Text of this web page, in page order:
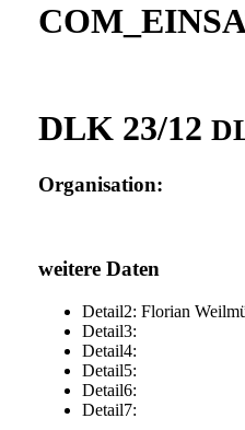
DLK 23/12
Organisation:
weitere Daten
Detail2: Florian
Detail3:
Detail4:
Detail5:
Detail6:
Detail7: